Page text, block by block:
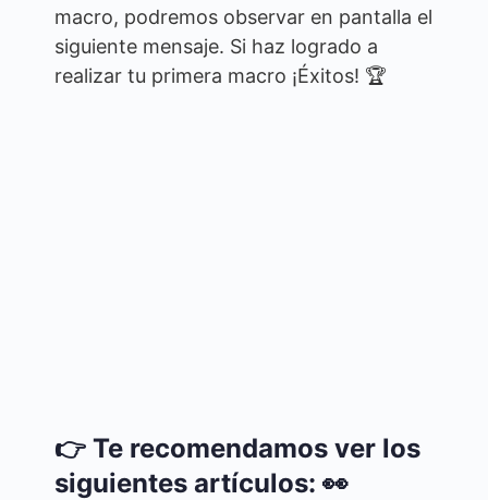
macro, podremos observar en pantalla el
siguiente mensaje. Si haz logrado a
realizar tu primera macro ¡Éxitos! 🏆
👉 Te recomendamos ver los
siguientes artículos: 👀